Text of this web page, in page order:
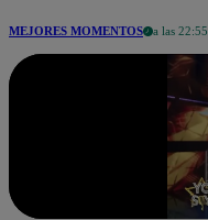
MEJORES MOMENTOS a las 22:55